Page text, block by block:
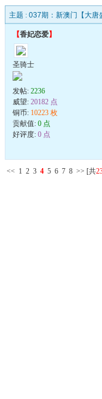
主题 : 037期：新澳门【大
【香妃恋爱】
圣骑士
发帖: 2236
威望: 20182 点
铜币: 10223 枚
贡献值: 0 点
好评度: 0 点
<< 1 2 3 4 5 6 7 8 >> [共